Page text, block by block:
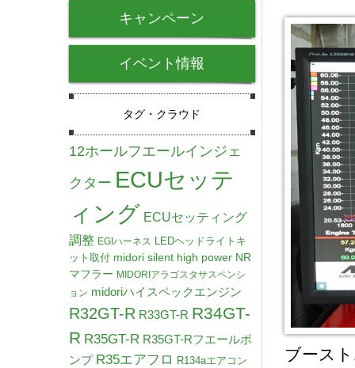
ブース
キャンペーン
イベント情報
タグ・クラウド
12ホールフエールインジェ
クター ECUセッテ
ィング ECUセッティング
調整 EGIハーネス LEDヘッドライトキ
ット取付 midori silent high power NR
マフラー MIDORIアラゴスタサスペンシ
ョン midoriハイスペックエンジン
R32GT-R R33GT-R R34GT-
R R35GT-R R35GT-Rフエールポ
ンプ R35エアフロ R134aエアコン